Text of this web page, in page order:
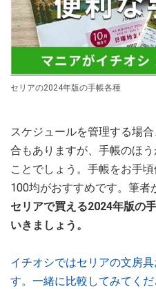
セリアの2024年版の手帳各種
スケジュールを管理する場
合もありますが、手帳のほ
ことでしょう。手帳をお手
100均がおすすめです。筆者
セリアで買える2024年版の
いきましょう。
イチオシではセリアの文房
す。一緒に比較してみてくだ